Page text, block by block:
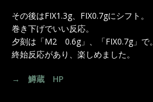
その後はFIX1.3g、FIX0.7gにシフト。
巻き下げでいい反応。
夕刻は「M2 0.6g」、「FIX0.7g」で。
終始反応があり、楽しめました。
→ 鱒蔵 HP